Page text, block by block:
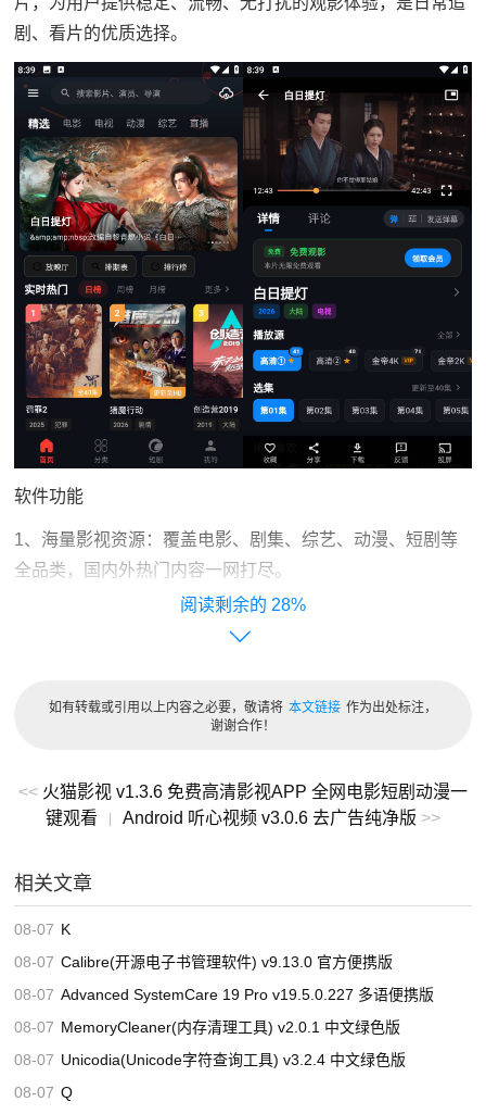
剧、看片的优质选择。
软件功能
1、海量影视资源：覆盖电影、剧集、综艺、动漫、短剧等
全品类，国内外热门内容一网打尽。
2、多线路高清播放：提供多条播放源切换，支持高清、
2K、4K多清晰度选择，播放稳定不卡顿。
全，快速定位想看内容。
步热门佳作，轻松发现好片。
6、一键投屏功能：可投屏至电视、投影仪等大屏设备，打
造家庭影院体验。
7、弹幕互动交流：支持发送与查看弹幕，边看边聊，观影
8、收藏与进度记忆：一键收藏追剧，自动记忆播放进度，
打开即可续播。
28%
如有转载或引用以上内容之必要，敬请将 本文链接 作为出处标注，
谢谢合作！
<< 火猫影视 v1.3.6 免费高清影视APP 全网电影短剧动漫一
键观看
| Android 听心视频 v3.0.6 去广告纯净版 >>
相关文章
08-07 K
08-07 Calibre(开源电子书管理软件) v9.13.0 官方便携版
08-07 Advanced SystemCare 19 Pro v19.5.0.227 多语便携版
08-07 MemoryCleaner(内存清理工具) v2.0.1 中文绿色版
08-07 Unicodia(Unicode字符查询工具) v3.2.4 中文绿色版
08-07 Q